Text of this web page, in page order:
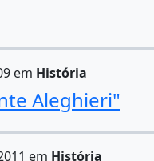
em História
Aleghieri"
em História